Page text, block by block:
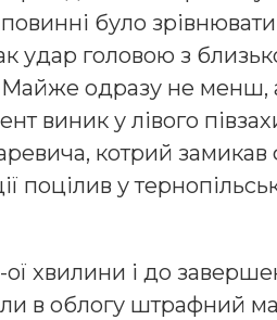
було
удар головою з
Майже одразу не
виник у лівого
котрий замикав
поцілив у
ої хвилини і до
в облогу штрафний